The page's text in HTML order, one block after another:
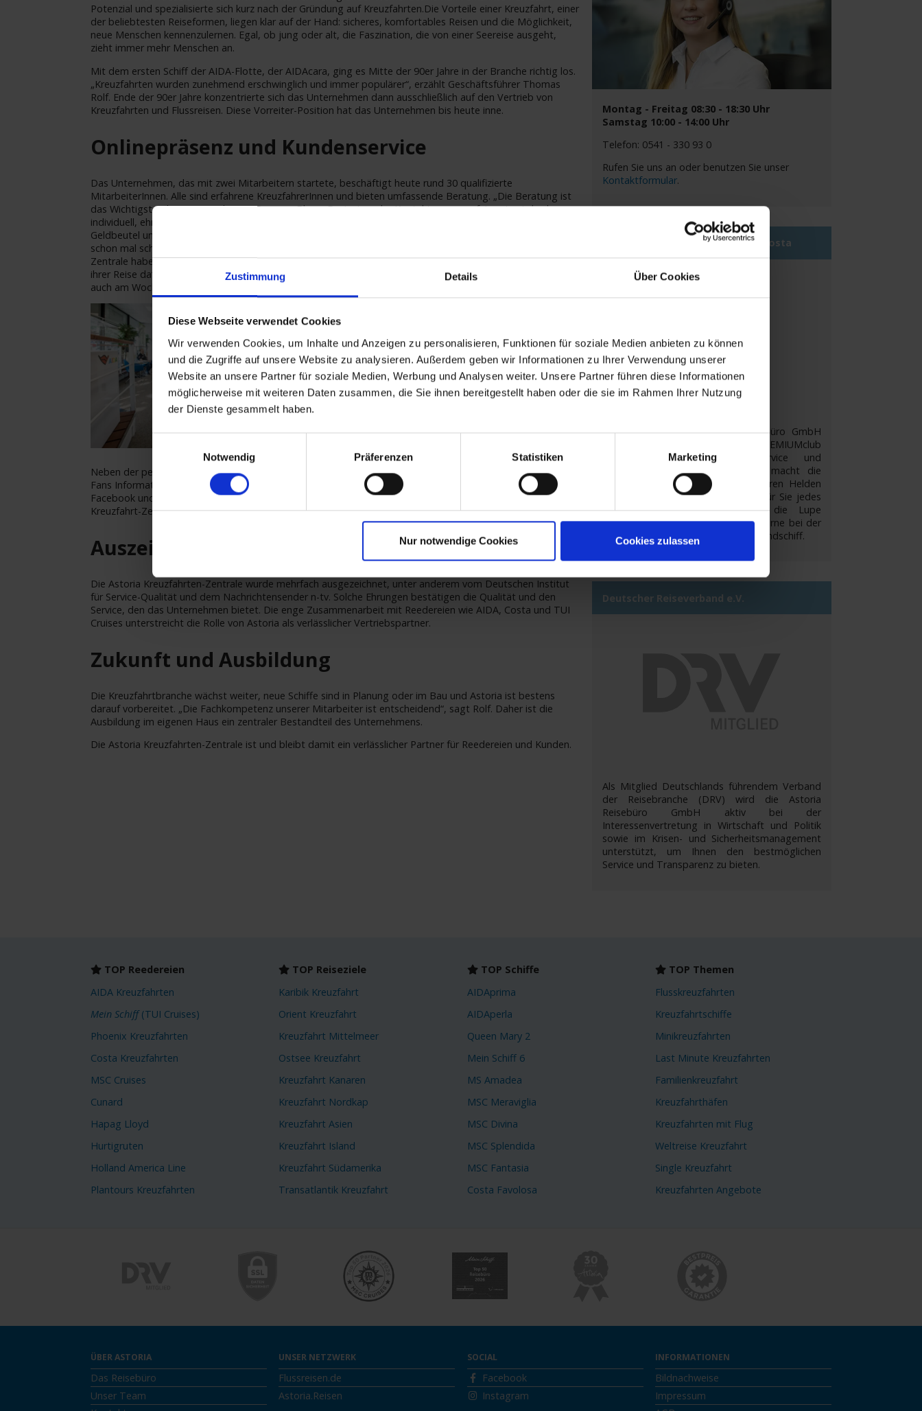
Zustimmung Details Über Cookies
Diese Webseite verwendet Cookies
Wir verwenden Cookies, um Inhalte und Anzeigen zu personalisieren, Funktionen für soziale Medien anbieten zu können
und die Zugriffe auf unsere Website zu analysieren. Außerdem geben wir Informationen zu Ihrer Verwendung unserer
Website an unsere Partner für soziale Medien, Werbung und Analysen weiter. Unsere Partner führen diese Informationen
möglicherweise mit weiteren Daten zusammen, die Sie ihnen bereitgestellt haben oder die sie im Rahmen Ihrer Nutzung
der Dienste gesammelt haben.
Notwendig
Präferenzen Statistiken Marketing
Nur notwendige Cookies Cookies zulassen
Potenzial und spezialisierte sich kurz nach der Gründung auf Kreuzfahrten.Die Vorteile einer Kreuzfahrt, einer
der beliebtesten Reiseformen, liegen klar auf der Hand: sicheres, komfortables Reisen und die Möglichkeit,
neue Menschen kennenzulernen. Egal, ob jung oder alt, die Faszination, die von einer Seereise ausgeht,
zieht immer mehr Menschen an.
Mit dem ersten Schiff der AIDA-Flotte, der AIDAcara, ging es Mitte der 90er Jahre in der Branche richtig los.
„Kreuzfahrten wurden zunehmend erschwinglich und immer populärer“, erzählt Geschäftsführer Thomas
Rolf. Ende der 90er Jahre konzentrierte sich das Unternehmen dann ausschließlich auf den Vertrieb von
Kreuzfahrten und Flussreisen. Diese Vorreiter-Position hat das Unternehmen bis heute inne.
Onlinepräsenz und Kundenservice
Das Unternehmen, das mit zwei Mitarbeitern startete, beschäftigt heute rund 30 qualifizierte
MitarbeiterInnen. Alle sind erfahrene KreuzfahrerInnen und bieten umfassende Beratung. „Die Beratung ist
das Wichtigste“, betont Büroleiterin Susanne Blom „Derjenige, der Kontakt zu uns aufnimmt, wird sehr
individuell, ehrlich und persönlich betreut. Darauf legen wir Wert.“ Denn: „Für jeden Geschmack, für jeden
Geldbeutel und für jedes Interesse gibt es das richtige Schiff und die richtige Route.“ Da können Kreuzfahrer
schon mal schnell die Übersicht verlieren. Aber die geschulten MitarbeiterInnen der Astoria Kreuzfahrten-
Zentrale haben Antworten auf alle Kreuzfahrer-Fragen. „Wir sind für unsere Kunden vor, während und nach
ihrer Reise da“, sagt Thomas Rolf. Und damit die Traumreise direkt gebucht werden kann, sind die Experten
auch am Wochenende erreichbar.
Neben der persönlichen Beratung vor Ort im Reisebüro in der Osnabrücker Altstadt, erhalten Kreuzfahrt-
Fans Informationen auf www.kreuzfahrten-zentrale.de und
www.flussreisen.de
aber auch per Newsletter, auf
Facebook und Instagram. Neu ist außerdem die Landingpageastoria.reisen
, nachdem die Produktion der
Kreuzfahrt-Zeitung nach fast 10 Jahren Ende 2023 eingestellt wurde.
Auszeichnungen und Anerkennung
Die Astoria Kreuzfahrten-Zentrale wurde mehrfach ausgezeichnet, unter anderem vom Deutschen Institut
für Service-Qualität und dem Nachrichtensender n-tv. Solche Ehrungen bestätigen die Qualität und den
Service, den das Unternehmen bietet. Die enge Zusammenarbeit mit Reedereien wie AIDA, Costa und TUI
Cruises unterstreicht die Rolle von Astoria als verlässlicher Vertriebspartner.
Zukunft und Ausbildung
Die Kreuzfahrtbranche wächst weiter, neue Schiffe sind in Planung oder im Bau und Astoria ist bestens
darauf vorbereitet. „Die Fachkompetenz unserer Mitarbeiter ist entscheidend“, sagt Rolf. Daher ist die
Ausbildung im eigenen Haus ein zentraler Bestandteil des Unternehmens.
Die Astoria Kreuzfahrten-Zentrale ist und bleibt damit ein verlässlicher Partner für Reedereien und Kunden.
Montag - Freitag 08:30 - 18:30 Uhr
Samstag 10:00 - 14:00 Uhr
Telefon: 0541 - 330 93 0
Rufen Sie uns an oder benutzen Sie unser
Kontaktformular.
PREMIUMclub Partner by AIDA & Costa
Seit Beginn ist die Astoria Reisebüro GmbH
dank Ihnen AIDA & Costa PREMIUMclub
Partner! Ein erstklassiger Service und
herausragende Produktkenntnisse macht die
Astoria Kreuzfahrten-Zentrale zu Ihren Helden
der Meere. Die Mitarbeiter haben für Sie jedes
Schiff der AIDA Flotte unter die Lupe
genommen und unterstützen Sie gerne bei der
Suche nach Ihrem perfekten Kussmundschiff.
Deutscher Reiseverband e.V.
Als Mitglied Deutschlands führendem Verband
der Reisebranche (DRV) wird die Astoria
Reisebüro GmbH aktiv bei der
Interessenvertretung in Wirtschaft und Politik
sowie im Krisen- und Sicherheitsmanagement
unterstützt, um Ihnen den bestmöglichen
Service und Transparenz zu bieten.
TOP Reedereien
AIDA Kreuzfahrten
Mein Schiff(TUI Cruises)
Phoenix Kreuzfahrten
Costa Kreuzfahrten
MSC Cruises
Cunard
Hapag Lloyd
Hurtigruten
Holland America Line
Plantours Kreuzfahrten
TOP Reiseziele
Karibik Kreuzfahrt
Orient Kreuzfahrt
Kreuzfahrt Mittelmeer
Ostsee Kreuzfahrt
Kreuzfahrt Kanaren
Kreuzfahrt Nordkap
Kreuzfahrt Asien
Kreuzfahrt Island
Kreuzfahrt Südamerika
Transatlantik Kreuzfahrt
TOP Schiffe
AIDAprima
AIDAperla
Queen Mary 2
Mein Schiff 6
MS Amadea
MSC Meraviglia
MSC Divina
MSC Splendida
MSC Fantasia
Costa Favolosa
TOP Themen
Flusskreuzfahrten
Kreuzfahrtschiffe
Minikreuzfahrten
Last Minute Kreuzfahrten
Familienkreuzfahrt
Kreuzfahrthäfen
Kreuzfahrten mit Flug
Weltreise Kreuzfahrt
Single Kreuzfahrt
Kreuzfahrten Angebote
ÜBER ASTORIA
Das Reisebüro
Unser Team
UNSER NETZWERK
Flussreisen.de
Astoria.Reisen
SOCIAL
Facebook
Instagram
INFORMATIONEN
Bildnachweise
Impressum